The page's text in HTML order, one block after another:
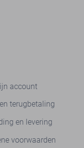
account
terugbetaling
en levering
voorwaarden